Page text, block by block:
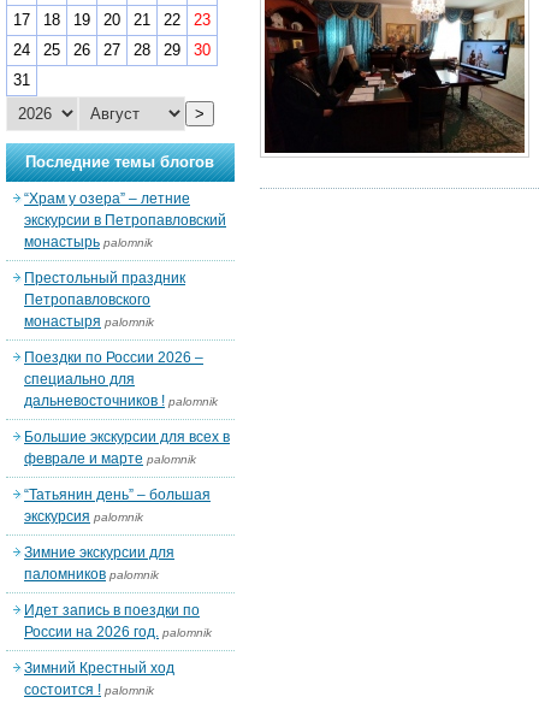
17
18 19 20 21 22
23
24
25 26 27 28 29
30
31
>
Последние темы блогов
“Храм у озера” – летние
экскурсии в Петропавловский
монастырь palomnik
Престольный праздник
Петропавловского
монастыря palomnik
Поездки по России 2026 –
специально для
дальневосточников ! palomnik
Большие экскурсии для всех в
феврале и марте palomnik
“Татьянин день” – большая
экскурсия palomnik
Зимние экскурсии для
паломников palomnik
Идет запись в поездки по
России на 2026 год. palomnik
Зимний Крестный ход
состоится ! palomnik